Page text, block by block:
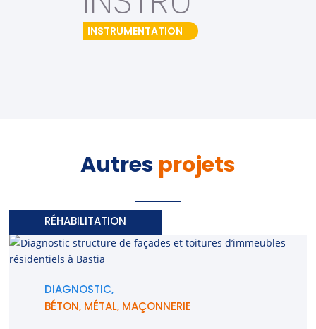
INSTRUMENTATION
Autres projets
RÉHABILITATION
DIAGNOSTIC,
BÉTON, MÉTAL, MAÇONNERIE